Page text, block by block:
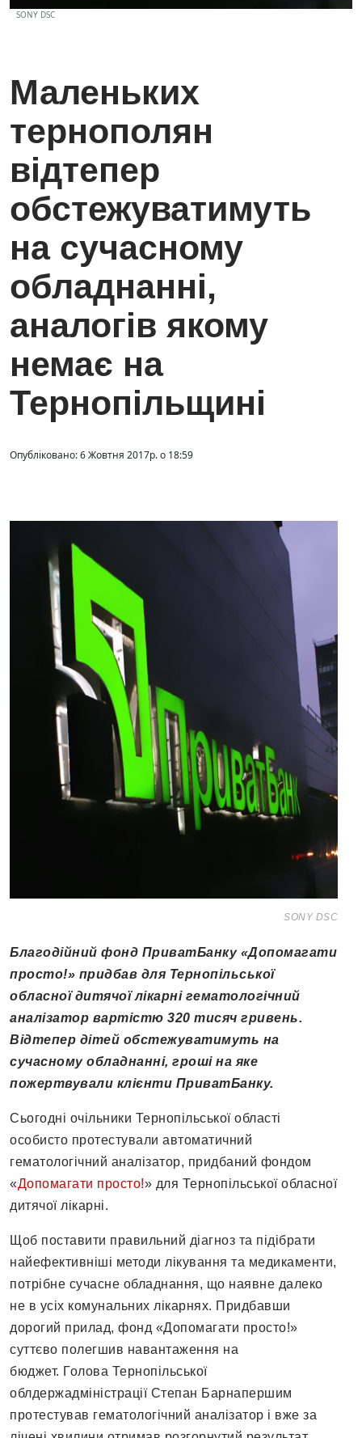
SONY DSC
Маленьких
тернополян
відтепер
обстежуватимуть
на сучасному
обладнанні,
аналогів якому
немає на
Тернопільщині
Опубліковано: 6 Жовтня 2017р. о 18:59
SONY DSC
Благодійний фонд ПриватБанку «Допомагати
просто!» придбав для Тернопільської
обласної дитячої лікарні гематологічний
аналізатор вартістю 320 тисяч гривень.
Відтепер дітей обстежуватимуть на
сучасному обладнанні, гроші на яке
пожертвували клієнти ПриватБанку.
Сьогодні очільники Тернопільської області
особисто протестували автоматичний
гематологічний аналізатор, придбаний фондом
«Допомагати просто!» для Тернопільської обласної
дитячої лікарні.
Щоб поставити правильний діагноз та підібрати
найефективніші методи лікування та медикаменти,
потрібне сучасне обладнання, що наявне далеко
не в усіх комунальних лікарнях. Придбавши
дорогий прилад, фонд «Допомагати просто!»
суттєво полегшив навантаження на
бюджет. Голова Тернопільської
облдержадміністрації Степан Барнапершим
протестував гематологічний аналізатор і вже за